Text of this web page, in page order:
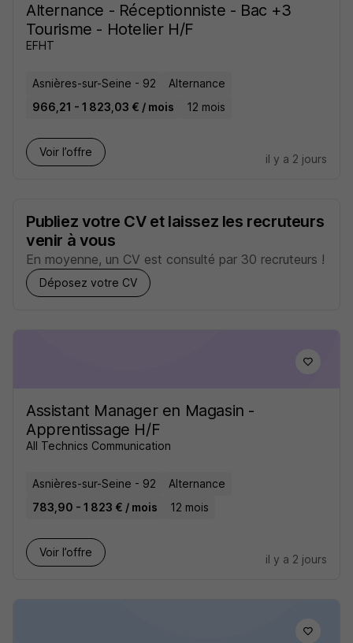
Alternance - Réceptionniste - Bac +3
Tourisme - Hotelier H/F
EFHT
Asnières-sur-Seine - 92
Alternance
966,21 - 1 823,03 € / mois
12 mois
Voir l’offre
il y a 2 jours
Publiez votre CV et laissez les recruteurs
venir à vous
En moyenne, un CV est consulté par 30 recruteurs !
Déposez votre CV
Assistant Manager en Magasin -
Apprentissage H/F
All Technics Communication
Asnières-sur-Seine - 92
Alternance
783,90 - 1 823 € / mois
12 mois
Voir l’offre
il y a 2 jours